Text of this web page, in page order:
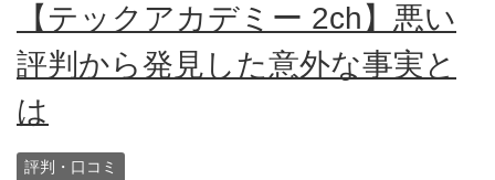
【テックアカデミー 2ch】悪い
評判から発見した意外な事実と
は
評判・口コミ